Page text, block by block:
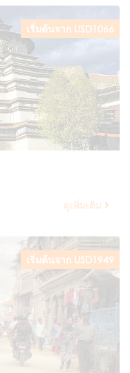
เริ่มต้นจาก USD1066
ดูเพิ่มเติม
เริ่มต้นจาก USD1949